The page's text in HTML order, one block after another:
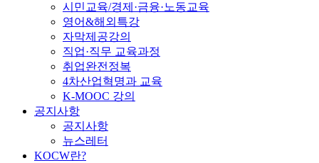
시민교육/경제·금융·노동교육
영어&해외특강
자막제공강의
직업·직무 교육과정
취업완전정복
4차산업혁명과 교육
K-MOOC 강의
공지사항
공지사항
뉴스레터
KOCW란?